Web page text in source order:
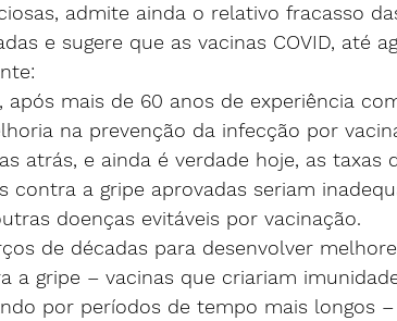
admite ainda o relativo fracasso
e sugere que as vacinas COVID, até
após mais de 60 anos de experiência
na prevenção da infecção por
atrás, e ainda é verdade hoje, as taxas
contra a gripe aprovadas seriam
doenças evitáveis por vacinação.
de décadas para desenvolver
a gripe – vacinas que criariam
por períodos de tempo mais longos